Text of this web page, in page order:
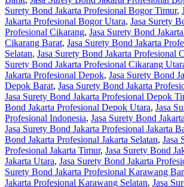
Surety Bond Jakarta Profesional Bogor Timur,
Jakarta Profesional Bogor Utara, Jasa Surety
Profesional Cikarang, Jasa Surety Bond
Cikarang Barat, Jasa Surety Bond Jakarta
Selatan, Jasa Surety Bond Jakarta Profesional
Surety Bond Jakarta Profesional Cikarang
Jakarta Profesional Depok, Jasa Surety Bond
Depok Barat, Jasa Surety Bond Jakarta
Jasa Surety Bond Jakarta Profesional Depok
Bond Jakarta Profesional Depok Utara, Jasa
Profesional Indonesia, Jasa Surety Bond
Jasa Surety Bond Jakarta Profesional Jakarta
Bond Jakarta Profesional Jakarta Selatan, Jasa
Profesional Jakarta Timur, Jasa Surety Bond
Jakarta Utara, Jasa Surety Bond Jakarta
Surety Bond Jakarta Profesional Karawang
Jakarta Profesional Karawang Selatan, Jasa